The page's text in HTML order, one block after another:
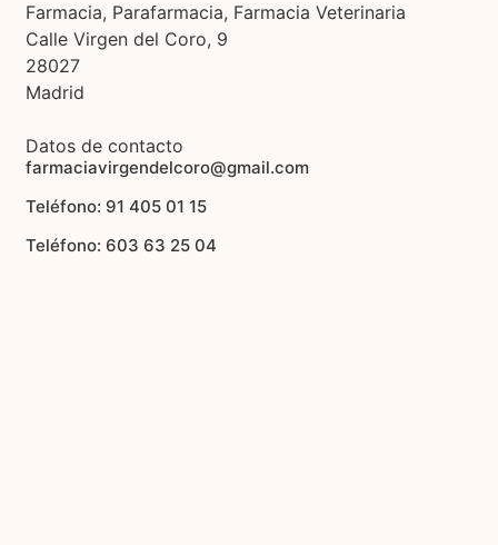
Farmacia, Parafarmacia, Farmacia Veterinaria
Calle Virgen del Coro, 9
28027
Madrid
Datos de contacto
farmaciavirgendelcoro@gmail.com
Teléfono: 91 405 01 15
Teléfono: 603 63 25 04